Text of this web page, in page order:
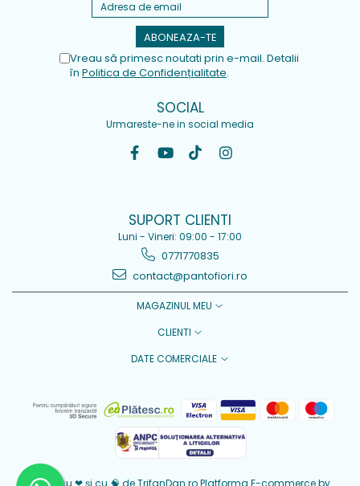
Vreau să primesc noutati prin e-mail. Detalii
în Politica de Confidențialitate.
SOCIAL
Urmareste-ne in social media
SUPORT CLIENTI
Luni - Vineri: 09:00 - 17:00
0771770835
contact@pantofiori.ro
MAGAZINUL MEU
CLIENTI
DATE COMERCIALE
Creat cu ❤ și cu 🧠 de TrifanDan.roPlatforma E-commerce by